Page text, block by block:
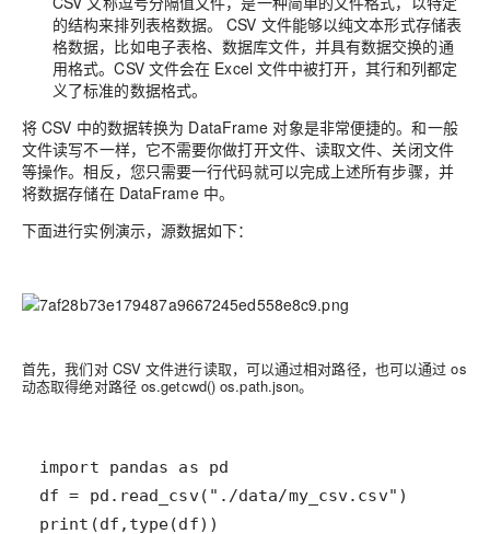
的结构来排列表格数据。 CSV 文件能够以纯文本形式存储表
格数据，比如电子表格、数据库文件，并具有数据交换的通
用格式。CSV 文件会在 Excel 文件中被打开，其行和列都定
义了标准的数据格式。
将 CSV 中的数据转换为 DataFrame 对象是非常便捷的。和一般
文件读写不一样，它不需要你做打开文件、读取文件、关闭文件
等操作。相反，您只需要一行代码就可以完成上述所有步骤，并
将数据存储在 DataFrame 中。
下面进行实例演示，源数据如下：
首先，我们对 CSV 文件进行读取，可以通过相对路径，也可以通过 os
动态取得绝对路径 os.getcwd() os.path.json。